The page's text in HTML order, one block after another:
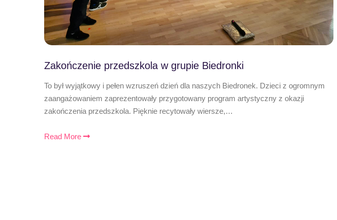
Zakończenie przedszkola w grupie Biedronki
To był wyjątkowy i pełen wzruszeń dzień dla naszych Biedronek. Dzieci z ogromnym
zaangażowaniem zaprezentowały przygotowany program artystyczny z okazji
zakończenia przedszkola. Pięknie recytowały wiersze,…
Read More